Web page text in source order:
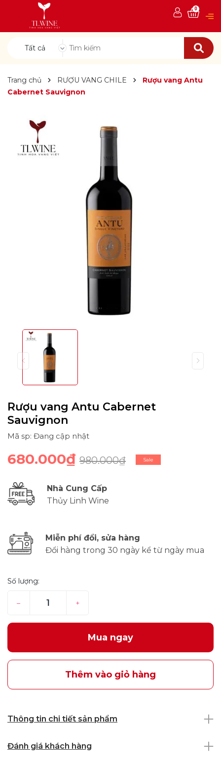
Tất cả
0
Trang chủ RƯỢU VANG CHILE
Rượu vang Antu
Cabernet Sauvignon
Rượu vang Antu Cabernet
Sauvignon
Mã sp: Đang cập nhật
680.000₫ 980.000₫ Sale
Nhà Cung Cấp
Thủy Linh Wine
Miễn phí đổi, sửa hàng
Đổi hàng trong 30 ngày kể từ ngày mua
Số lượng:
– +
Mua ngay
Thêm vào giỏ hàng
Thông tin chi tiết sản phẩm
Đánh giá khách hàng